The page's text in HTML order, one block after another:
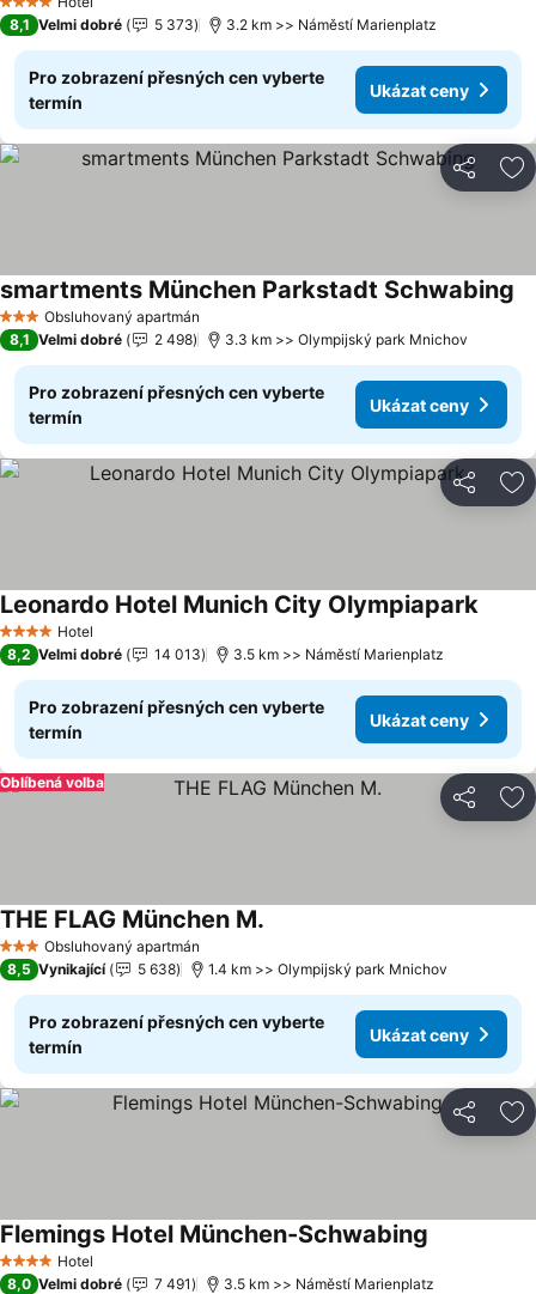
4 Počet hvězdiček
8,1 Velmi dobré 5 373 3.2 km >> Náměstí Marienplatz
Pro zobrazení přesných cen vyberte
termín
Ukázat ceny
Sdílet
3 Počet hvězdiček
Obsluhovaný apartmán
smartments München Parkstadt Schwabing
8,1 Velmi dobré 2 498 3.3 km >> Olympijský park Mnichov
Pro zobrazení přesných cen vyberte
termín
Ukázat ceny
Sdílet
4 Počet hvězdiček
Hotel
Leonardo Hotel Munich City Olympiapark
8,2 Velmi dobré 14 013 3.5 km >> Náměstí Marienplatz
Pro zobrazení přesných cen vyberte
termín
Ukázat ceny
Sdílet
Oblíbená volba
3 Počet hvězdiček
Obsluhovaný apartmán
THE FLAG München M.
8,5 Vynikající 5 638 1.4 km >> Olympijský park Mnichov
Pro zobrazení přesných cen vyberte
termín
Ukázat ceny
Sdílet
4 Počet hvězdiček
Hotel
Flemings Hotel München-Schwabing
8,0 Velmi dobré 7 491 3.5 km >> Náměstí Marienplatz